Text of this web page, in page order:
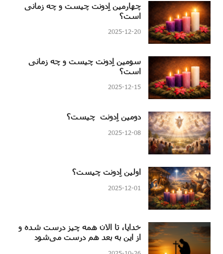
چهارمین اِدونت چیست و چه زمانی
است؟
2025-12-20
سومین اِدونت چیست و چه زمانی
است؟
2025-12-15
دومین اِدونت چیست؟
2025-12-08
اولین اِدونت چیست؟
2025-12-01
خدایا، تا الان همه چیز درست شده و
از این به بعد هم درست می‌شود